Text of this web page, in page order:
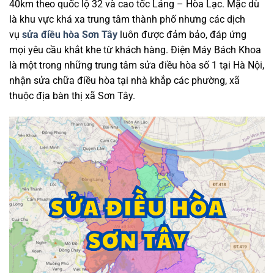
40km theo quốc lộ 32 và cao tốc Láng – Hòa Lạc. Mặc dù
là khu vực khá xa trung tâm thành phố nhưng các dịch
vụ sửa điều hòa Sơn Tây luôn được đảm bảo, đáp ứng
mọi yêu cầu khắt khe từ khách hàng. Điện Máy Bách Khoa
là một trong những trung tâm sửa điều hòa số 1 tại Hà Nội,
nhận sửa chữa điều hòa tại nhà khắp các phường, xã
thuộc địa bàn thị xã Sơn Tây.